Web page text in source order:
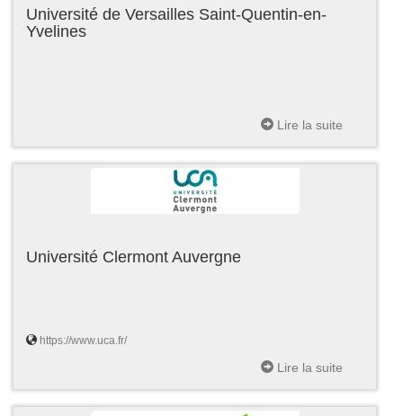
Université de Versailles Saint-Quentin-en-
Yvelines
Lire la suite
Université Clermont Auvergne
https://www.uca.fr/
Lire la suite